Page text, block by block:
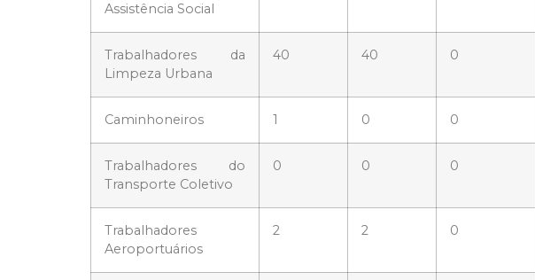
Assistência Social
Trabalhadores da
Limpeza Urbana
40 40 0
Caminhoneiros 1 0 0
Trabalhadores do
Transporte Coletivo
0 0 0
Trabalhadores
Aeroportuários
2 2 0